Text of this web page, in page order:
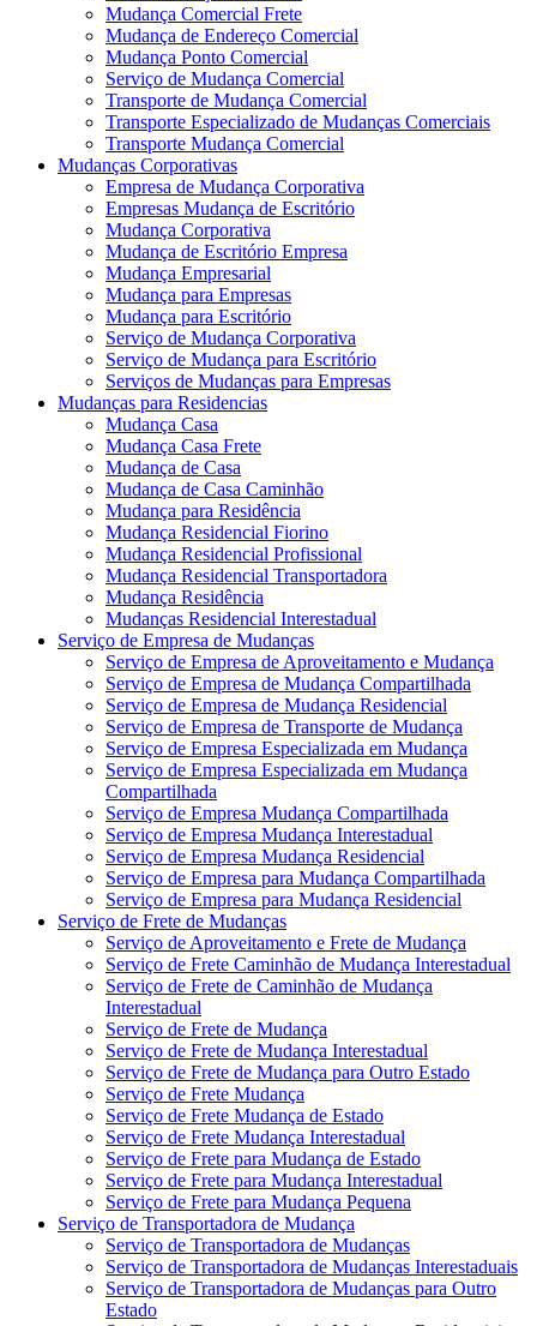
Mudança Comercial Frete
Mudança de Endereço Comercial
Mudança Ponto Comercial
Serviço de Mudança Comercial
Transporte de Mudança Comercial
Transporte Especializado de Mudanças Comerciais
Transporte Mudança Comercial
Mudanças Corporativas
Empresa de Mudança Corporativa
Empresas Mudança de Escritório
Mudança Corporativa
Mudança de Escritório Empresa
Mudança Empresarial
Mudança para Empresas
Mudança para Escritório
Serviço de Mudança Corporativa
Serviço de Mudança para Escritório
Serviços de Mudanças para Empresas
Mudanças para Residencias
Mudança Casa
Mudança Casa Frete
Mudança de Casa
Mudança de Casa Caminhão
Mudança para Residência
Mudança Residencial Fiorino
Mudança Residencial Profissional
Mudança Residencial Transportadora
Mudança Residência
Mudanças Residencial Interestadual
Serviço de Empresa de Mudanças
Serviço de Empresa de Aproveitamento e Mudança
Serviço de Empresa de Mudança Compartilhada
Serviço de Empresa de Mudança Residencial
Serviço de Empresa de Transporte de Mudança
Serviço de Empresa Especializada em Mudança
Serviço de Empresa Especializada em Mudança
Compartilhada
Serviço de Empresa Mudança Compartilhada
Serviço de Empresa Mudança Interestadual
Serviço de Empresa Mudança Residencial
Serviço de Empresa para Mudança Compartilhada
Serviço de Empresa para Mudança Residencial
Serviço de Frete de Mudanças
Serviço de Aproveitamento e Frete de Mudança
Serviço de Frete Caminhão de Mudança Interestadual
Serviço de Frete de Caminhão de Mudança
Interestadual
Serviço de Frete de Mudança
Serviço de Frete de Mudança Interestadual
Serviço de Frete de Mudança para Outro Estado
Serviço de Frete Mudança
Serviço de Frete Mudança de Estado
Serviço de Frete Mudança Interestadual
Serviço de Frete para Mudança de Estado
Serviço de Frete para Mudança Interestadual
Serviço de Frete para Mudança Pequena
Serviço de Transportadora de Mudança
Serviço de Transportadora de Mudanças
Serviço de Transportadora de Mudanças Interestaduais
Serviço de Transportadora de Mudanças para Outro
Estado